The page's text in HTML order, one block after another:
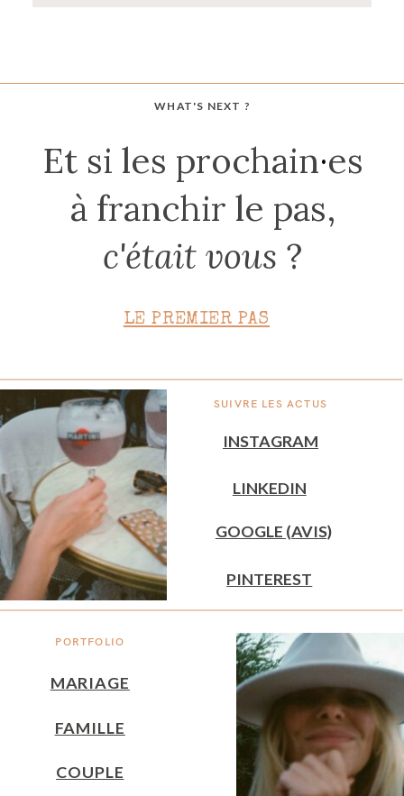
WHAT'S NEXT ?
PORTFOLIO
SUIVRE LES ACTUS
Et si les prochain·es
à franchir le pas,
c'était vous ?
MARIAGE
INSTAGRAM
GOOGLE (AVIS)
FAMILLE
PINTEREST
COUPLE
LINKEDIN
LE PREMIER PAS